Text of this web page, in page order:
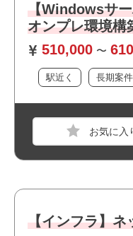
【Windowsサ
オンプレ環境構
510,000 〜
駅近く 長期案件
【インフラ】ネ
（3年程度以上）
・ネットワーク構成図
・作業手順書に従い、
ができる
・試験手順書に従い、
・英文マニュアルを読
おすすめポイ
職種
サーバーエン
モバイルゲー
スキル
C#,SQL
必須スキル
・ゲーム開発経験3年以
・ゲームのリリースを